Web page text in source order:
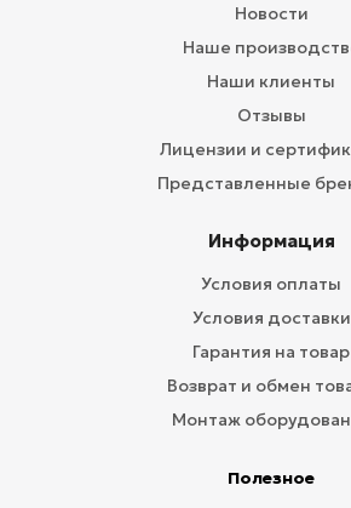
Новости
Наше
Наши клиенты
Отзывы
Лицензии и
Представленные
Информация
Условия оплаты
Условия доставки
Гарантия на товар
Возврат и обмен
Монтаж
Полезное